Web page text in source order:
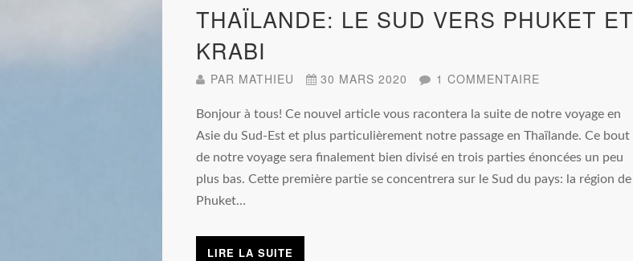
THAÏLANDE: LE SUD VERS PHUKET ET
KRABI
PAR MATHIEU 30 MARS 2020 1 COMMENTAIRE
Bonjour à tous! Ce nouvel article vous racontera la suite de notre voyage en
Asie du Sud-Est et plus particulièrement notre passage en Thaïlande. Ce bout
de notre voyage sera finalement bien divisé en trois parties énoncées un peu
plus bas. Cette première partie se concentrera sur le Sud du pays: la région de
Phuket…
LIRE LA SUITE